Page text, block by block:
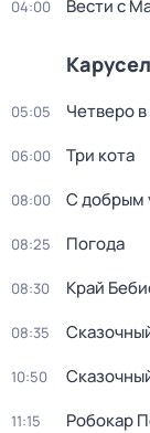
04:00 Вести с
05:05 Четверо
06:00 Три кота
08:00 С добрым
08:25 Погода
08:30 Край
08:35
10:50
11:15 Робокар